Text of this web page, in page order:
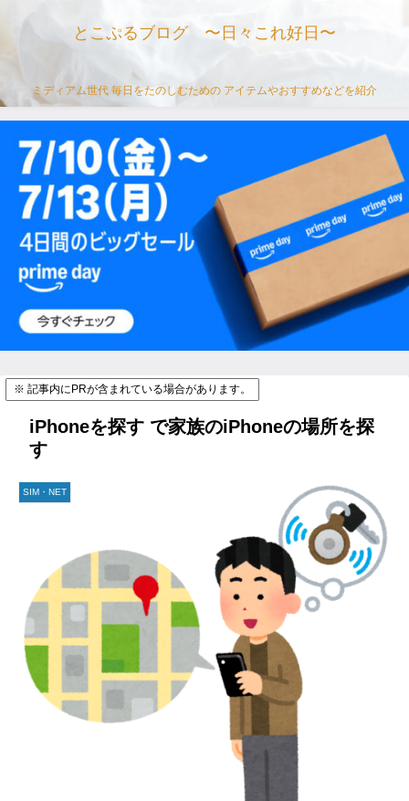
とこぷるブログ 〜日々これ好日〜
ミディアム世代 毎日をたのしむための アイテムやおすすめなどを紹介
※ 記事内にPRが含まれている場合があります。
iPhoneを探す で家族のiPhoneの場所を探
す
SIM・NET